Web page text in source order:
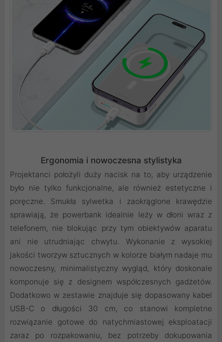
Ergonomia i nowoczesna stylistyka
Projektanci położyli duży nacisk na to, aby urządzenie
było nie tylko funkcjonalne, ale również estetyczne i
poręczne. Smukła sylwetka i zaokrąglone krawędzie
sprawiają, że powerbank idealnie leży w dłoni wraz z
telefonem, nie blokując przy tym obiektywów aparatu
ani nie utrudniając chwytu. Wykonanie z wysokiej
jakości tworzyw sztucznych w kolorze białym nadaje mu
nowoczesny, minimalistyczny wygląd, który doskonale
komponuje się z designem współczesnych gadżetów.
Dodatkowo w zestawie znajduje się dopasowany kabel
USB-C o długości 30 cm, co stanowi kompletne
rozwiązanie gotowe do natychmiastowej eksploatacji
zaraz po rozpakowaniu, bez potrzeby dokupowania